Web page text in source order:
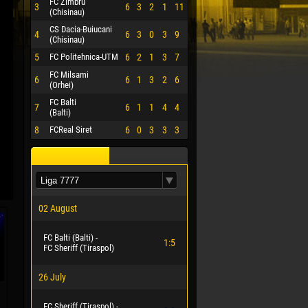
3
(Chisinau)
6 3 2 1 11
4
CS Dacia-Buiucani
(Chisinau)
6 3 0 3 9
5 FC Politehnica-UTM 6 2 1 3 7
6
FC Milsami
(Orhei)
6 1 3 2 6
7
FC Balti
(Balti)
6 1 1 4 4
8 FCReal Siret 6 0 3 3 3
02 August
FC Balti (Balti) -
FC Sheriff (Tiraspol)
1:5
26 July